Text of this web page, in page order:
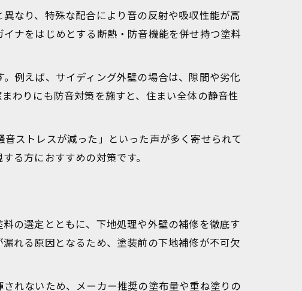
方法
なり、特殊な配合により音の反射や吸収性能が高
ナをはじめとする断熱・防音機能を併せ持つ塗料
例えば、サイディング外壁の場合は、隙間や劣化
わりにも防音対策を施すと、住まい全体の静音性
ストレスが減った」といった声が多く寄せられて
る方におすすめの対策です。
の選定とともに、下地処理や外壁の補修を徹底す
れる原因となるため、塗装前の下地補修が不可欠
れないため、メーカー推奨の塗布量や重ね塗りの